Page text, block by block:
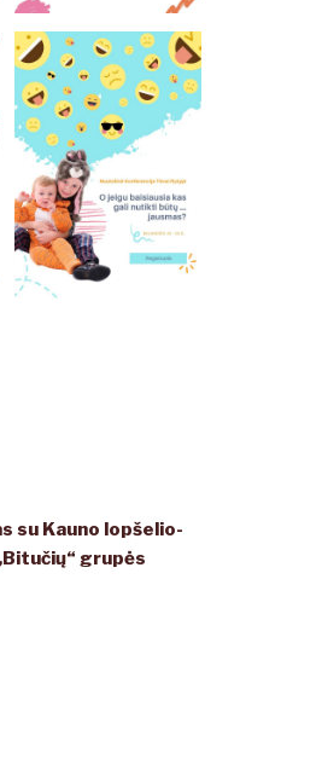
su Kauno lopšelio-
grupės